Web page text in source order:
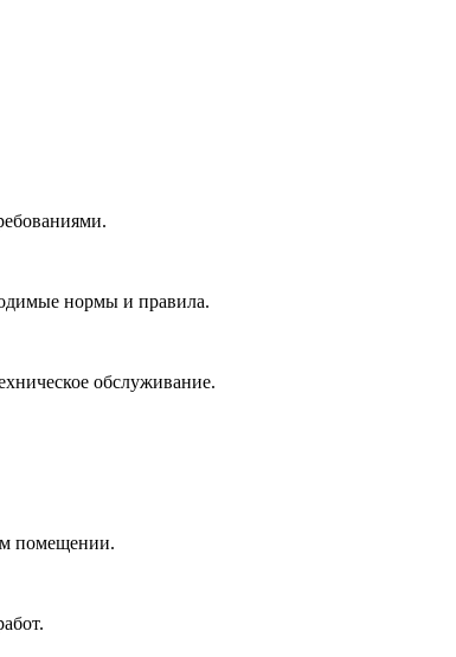
нормы и правила.
обслуживание.
помещении.